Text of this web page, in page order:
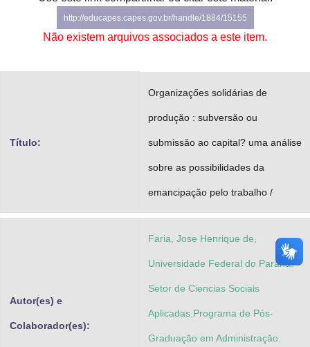
Advocacia-Geral da União
Banco Central do Brasil
Planalto
http://educapes.capes.gov.br/handle/1884/15155
Não existem arquivos associados a este item.
Título:
Organizaçőes solidárias de
produçăo : subversăo ou
submissăo ao capital? uma análise
sobre as possibilidades da
emancipaçăo pelo trabalho /
Autor(es) e
Colaborador(es):
Faria, Jose Henrique de,
Universidade Federal do Paraná.
Setor de Ciencias Sociais
Aplicadas.Programa de Pós-
Graduaçăo em Administraçăo.